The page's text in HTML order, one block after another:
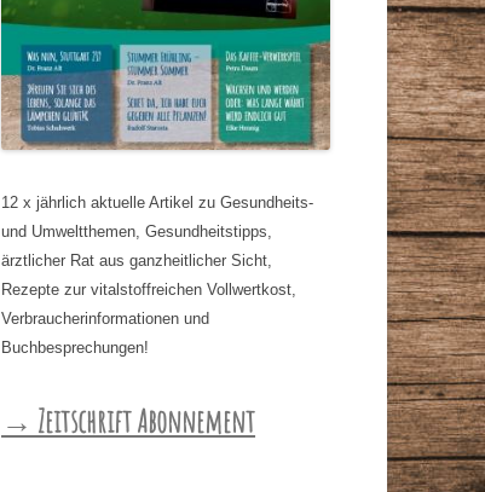
12 x jährlich aktuelle Artikel zu Gesundheits-
und Umweltthemen, Gesundheitstipps,
ärztlicher Rat aus ganzheitlicher Sicht,
Rezepte zur vitalstoffreichen Vollwertkost,
Verbraucherinformationen und
Buchbesprechungen!
→ Zeitschrift Abonnement